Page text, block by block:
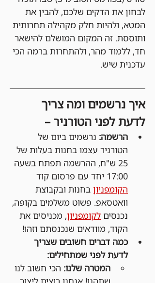
לבחון את הדקים שלכם, להבין את
המטא, ולהיות חלק מקהילה תחרותית
ותוססת. זה המקום המושלם להישאר
חד, ללמוד מהר, ולהתחרות ברמה הכי
עדכנית שיש.
איך נרשמים ומה צריך
לדעת לפני הטורניר –
הרשמה: נרשמים ביום של
הטורניר עצמו בחנות בעלות של
25 ש"ח, ההרשמה תפתח בשעה
17:00 יחד עם פרסום קוד
הקומפניון בחנות ובקבוצת
וואטסאפ. פשוט משלמים בקופה,
נכנסים לקומפניון, מכניסים את
הקוד, מוודאים שנכנסתם וזהו!
כמה דברים חשובים שצריך
לדעת לפני שמתחילים:
המטרה שלנו: הכי חשוב לנו